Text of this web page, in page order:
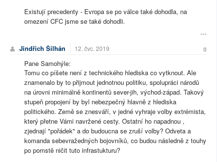
Existují precedenty - Evropa se po válce také dohodla, na
omezení CFC jsme se také dohodli.
Jindřich Šilhán 12. čvc. 2019 0
Pane Samohýle:
Tomu co píšete není z technického hlediska co vytknout. Ale
znamenalo by to přijmout jednotnou politiku, spolupráci národů
na úrovni minimálně kontinentů sever-jih, východ-západ. Takový
stupeň propojení by byl nebezpečný hlavně z hlediska
politického. Země se znesváří, v jedné vyhraje volby extrémista,
který přetne Vámi navržené cesty. Ostatní ho napadnou ,
zjednají "pořádek" a do budoucna se zruší volby? Odveta a
komanda sebevražedných bojovníků, co budou následně z touhy
po pomstě ničit tuto infrastukturu?